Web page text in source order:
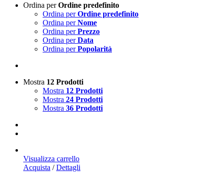
Ordina perOrdine predefinito
Ordina perOrdine predefinito
Ordina perNome
Ordina perPrezzo
Ordina perData
Ordina perPopolarità
Mostra 12 Prodotti
Mostra 12 Prodotti
Mostra 24 Prodotti
Mostra 36 Prodotti
Visualizza carrello
Acquista / Dettagli